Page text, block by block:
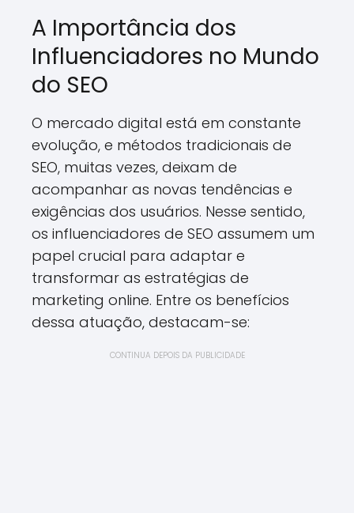
A Importância dos
Influenciadores no Mundo
do SEO
O mercado digital está em constante
evolução, e métodos tradicionais de
SEO, muitas vezes, deixam de
acompanhar as novas tendências e
exigências dos usuários. Nesse sentido,
os influenciadores de SEO assumem um
papel crucial para adaptar e
transformar as estratégias de
marketing online. Entre os benefícios
dessa atuação, destacam-se:
CONTINUA DEPOIS DA PUBLICIDADE